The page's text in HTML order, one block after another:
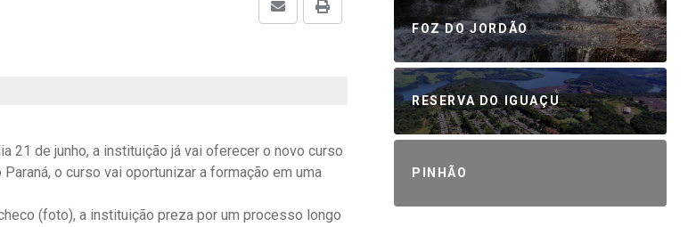
21 de junho, a instituição já vai oferecer o novo curso
o curso vai oportunizar a formação em uma
(foto), a instituição preza por um processo longo
FOZ DO JORDÃO
RESERVA DO IGUAÇU
PINHÃO